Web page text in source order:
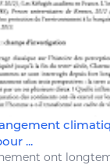
...
ont